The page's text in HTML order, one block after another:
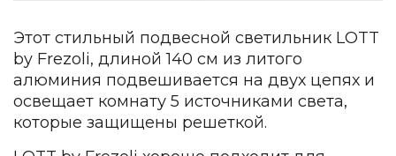
По типу
Для кухни
Предметы интерьера
Зеркала
Вентиляторы
Этот стильный подвесной светильник LOTT
by Frezoli, длиной 140 см из литого
алюминия подвешивается на двух цепях и
освещает комнату 5 источниками света,
которые защищены решеткой.